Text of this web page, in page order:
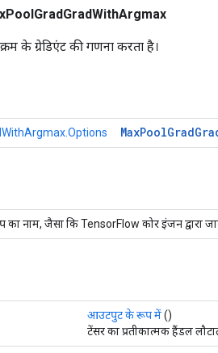
के ग्रेडिएंट की गणना करता है।
MaxPoolGrad
नाम, जैसा कि TensorFlow कोर इंजन द्वारा
आउटपुट के रूप में()
टेंसर का प्रतीकात्मक हैंडल